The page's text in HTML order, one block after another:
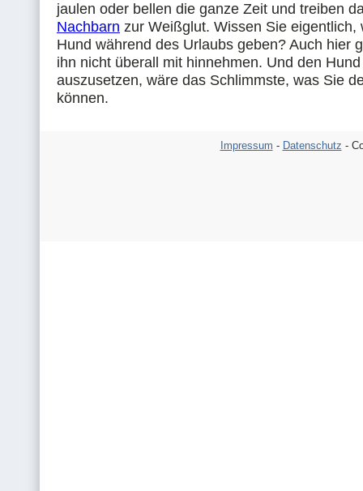
jaulen oder bellen die ganze Zeit und treiben
Nachbarn zur Weißglut. Wissen Sie eigentlich,
Hund während des Urlaubs geben? Auch hier
ihn nicht überall mit hinnehmen. Und den
auszusetzen, wäre das Schlimmste, was Sie
können.
Impressum - Datenschutz -